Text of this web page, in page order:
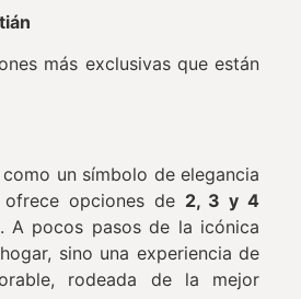
más exclusivas que están
un símbolo de elegancia
opciones de 2, 3 y 4
. A pocos pasos de la icónica
sino una experiencia de
rodeada de la mejor